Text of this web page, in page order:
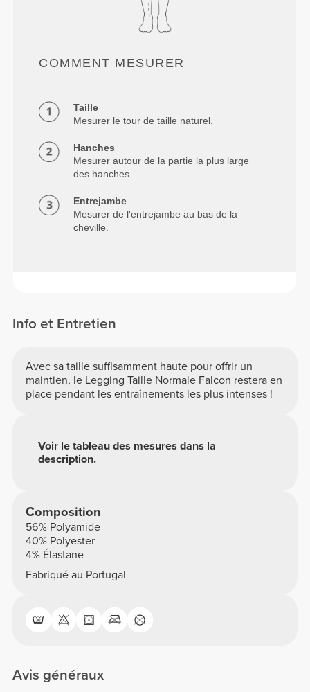
COMMENT MESURER
Taille
Mesurer le tour de taille naturel.
Hanches
Mesurer autour de la partie la plus large
des hanches.
Entrejambe
Mesurer de l'entrejambe au bas de la
cheville.
Info et Entretien
Avec sa taille suffisamment haute pour offrir un
maintien, le Legging Taille Normale Falcon restera en
place pendant les entraînements les plus intenses !
Voir le tableau des mesures dans la
description.
Composition
56% Polyamide
40% Polyester
4% Élastane
Fabriqué au Portugal
Avis généraux